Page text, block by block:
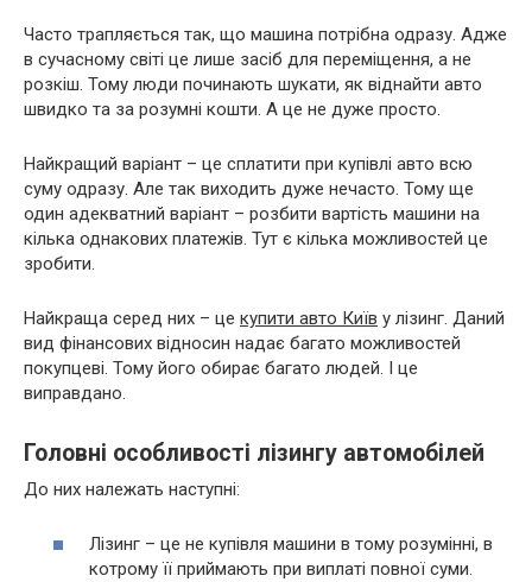
Часто трапляється так, що машина потрібна одразу. Адже
в сучасному світі це лише засіб для переміщення, а не
розкіш. Тому люди починають шукати, як віднайти авто
швидко та за розумні кошти. А це не дуже просто.
Найкращий варіант – це сплатити при купівлі авто всю
суму одразу. Але так виходить дуже нечасто. Тому ще
один адекватний варіант – розбити вартість машини на
кілька однакових платежів. Тут є кілька можливостей це
зробити.
Найкраща серед них – це купити авто Київ у лізинг. Даний
вид фінансових відносин надає багато можливостей
покупцеві. Тому його обирає багато людей. І це
виправдано.
Головні особливості лізингу автомобілей
До них належать наступні:
Лізинг – це не купівля машини в тому розумінні, в
котрому її приймають при виплаті повної суми.